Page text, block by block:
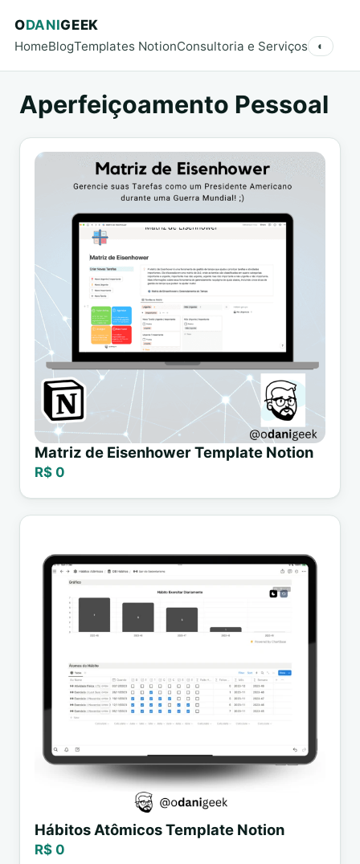
ODANIGEEK
HomeBlogTemplates NotionConsultoria e Serviços ◐
Aperfeiçoamento Pessoal
Matriz de Eisenhower Template Notion
R$ 0
Hábitos Atômicos Template Notion
R$ 0